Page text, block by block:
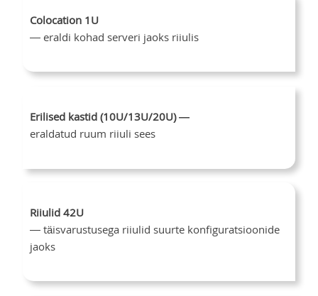
Colocation 1U
— eraldi kohad serveri jaoks riiulis
Erilised kastid (10U/13U/20U)—
eraldatud ruum riiuli sees
Riiulid 42U
— täisvarustusega riiulid suurte konfiguratsioonide
jaoks